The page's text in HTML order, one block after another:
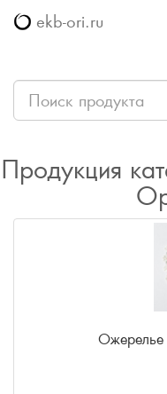
ekb-ori.ru
Продукция
Ожерелье